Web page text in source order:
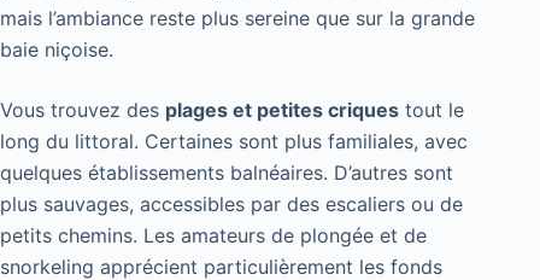
mais l’ambiance reste plus sereine que sur la grande
baie niçoise.
Vous trouvez des plages et petites criques tout le
long du littoral. Certaines sont plus familiales, avec
quelques établissements balnéaires. D’autres sont
plus sauvages, accessibles par des escaliers ou de
petits chemins. Les amateurs de plongée et de
snorkeling apprécient particulièrement les fonds